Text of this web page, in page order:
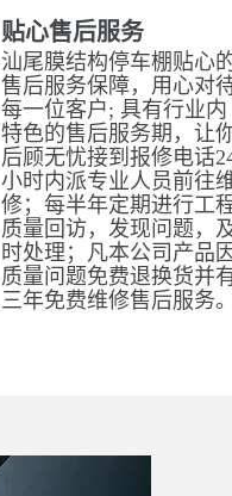
贴心售后服务
汕尾膜结构停车棚贴心
售后服务保障，用心对
每一位客户; 具有行业内
特色的售后服务期，让
后顾无忧接到报修电话
小时内派专业人员前往
修；每半年定期进行工
质量回访，发现问题，
时处理；凡本公司产品
质量问题免费退换货并
三年免费维修售后服务